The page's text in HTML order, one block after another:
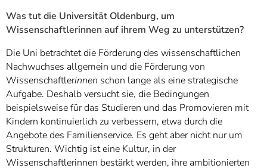
Was tut die Universität Oldenburg, um
Wissenschaftlerinnen auf ihrem Weg zu unterstützen?
Die Uni betrachtet die Förderung des wissenschaftlichen
Nachwuchses allgemein und die Förderung von
Wissenschaftlerinnen schon lange als eine strategische
Aufgabe. Deshalb versucht sie, die Bedingungen
beispielsweise für das Studieren und das Promovieren mit
Kindern kontinuierlich zu verbessern, etwa durch die
Angebote des Familienservice. Es geht aber nicht nur um
Strukturen. Wichtig ist eine Kultur, in der
Wissenschaftlerinnen bestärkt werden, ihre ambitionierten